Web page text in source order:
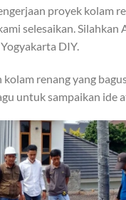
proyek kolam
selesaikan.
DIY.
renang yang
untuk sampaikan